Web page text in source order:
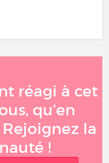
réagi à cet
qu’en
Rejoignez la
!